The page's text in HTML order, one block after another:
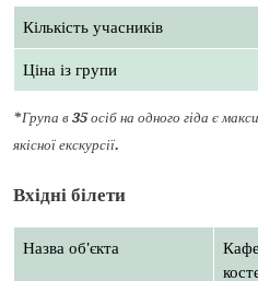
Кількість учасників
Ціна із групи
*Група в 35 осіб на одного гіда є
якісної екскурсії.
Вхідні білети
Назва об'єкта